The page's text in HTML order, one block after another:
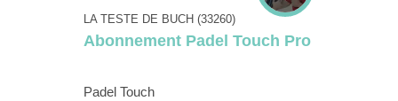
LA TESTE DE BUCH (33260)
Abonnement Padel Touch Pro
Padel Touch